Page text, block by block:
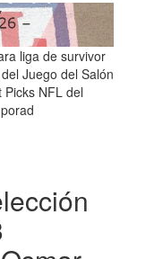
liga de survivor
Juego del Salón
NFL del